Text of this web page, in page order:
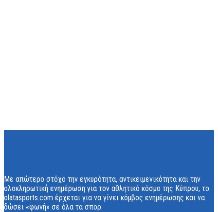
Με απώτερο στόχο την εγκυρότητα, αντικειμενικότητα και την
ολοκληρωτική ενημέρωση για τον αθλητικό κόσμο της Κύπρου, το
olatasports.com έρχεται για να γίνει κόμβος ενημέρωσης και να
δώσει «φωνή» σε όλα τα σπορ.